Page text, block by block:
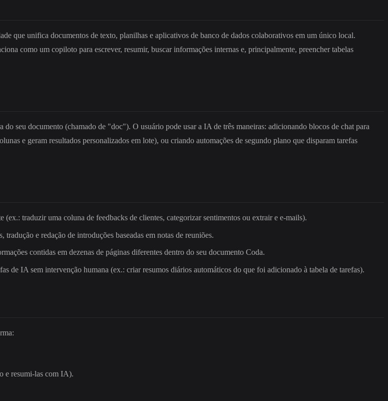
que unifica documentos de texto, planilhas e aplicativos de banco de dados colaborativos em um único local.
como um copiloto para escrever, resumir, buscar informações internas e, principalmente, preencher tabelas
seu documento (chamado de "doc"). O usuário pode usar a IA de três maneiras: adicionando blocos de chat para
e geram resultados personalizados em lote), ou criando automações de segundo plano que disparam tarefas
(ex.: traduzir uma coluna de feedbacks de clientes, categorizar sentimentos ou extrair e e-mails).
e redação de introduções baseadas em notas de reuniões.
contidas em dezenas de páginas diferentes dentro do seu documento Coda.
de IA sem intervenção humana (ex.: criar resumos diários automáticos do que foi adicionado à tabela de tarefas).
e resumi-las com IA).